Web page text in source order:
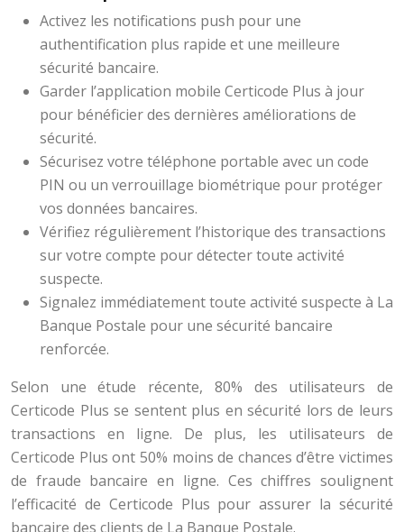
Activez les notifications push pour une
authentification plus rapide et une meilleure
sécurité bancaire.
Garder l’application mobile Certicode Plus à jour
pour bénéficier des dernières améliorations de
sécurité.
Sécurisez votre téléphone portable avec un code
PIN ou un verrouillage biométrique pour protéger
vos données bancaires.
Vérifiez régulièrement l’historique des transactions
sur votre compte pour détecter toute activité
suspecte.
Signalez immédiatement toute activité suspecte à La
Banque Postale pour une sécurité bancaire
renforcée.
Selon une étude récente, 80% des utilisateurs de
Certicode Plus se sentent plus en sécurité lors de leurs
transactions en ligne. De plus, les utilisateurs de
Certicode Plus ont 50% moins de chances d’être victimes
de fraude bancaire en ligne. Ces chiffres soulignent
l’efficacité de Certicode Plus pour assurer la sécurité
bancaire des clients de La Banque Postale.